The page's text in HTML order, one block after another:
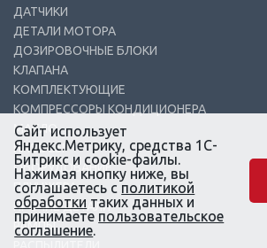
ДАТЧИКИ
ДЕТАЛИ МОТОРА
ДОЗИРОВОЧНЫЕ БЛОКИ
КЛАПАНА
КОМПЛЕКТУЮЩИЕ
КОМПРЕССОРЫ КОНДИЦИОНЕРА
МАСЛО
НАСОСЫ
ОБОРУДОВАНИЕ
ПЛУНЖЕРА
ПРОЧИЕ ДЕТАЛИ
РАМПЫ
Сайт использует
Яндекс.Метрику, средства 1С-
Битрикс и cookie-файлы.
Нажимая кнопку ниже, вы
соглашаетесь с политикой
обработки таких данных и
принимаете пользовательское
соглашение.